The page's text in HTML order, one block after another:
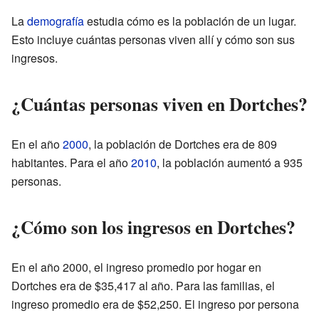
Lademografíaestudia cómo es la población de un lugar.
Esto incluye cuántas personas viven allí y cómo son sus
ingresos.
¿Cuántas personas viven en Dortches?
En el año2000, la población de Dortches era de 809
habitantes. Para el año2010, la población aumentó a 935
personas.
¿Cómo son los ingresos en Dortches?
En el año 2000, el ingreso promedio por hogar en
Dortches era de $35,417 al año. Para las familias, el
ingreso promedio era de $52,250. El ingreso por persona